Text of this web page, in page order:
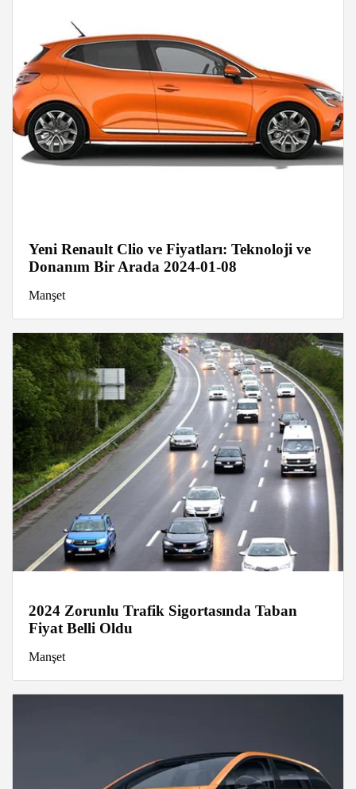
Yeni Renault Clio ve Fiyatları: Teknoloji ve
Donanım Bir Arada 2024-01-08
Manşet
2024 Zorunlu Trafik Sigortasında Taban
Fiyat Belli Oldu
Manşet